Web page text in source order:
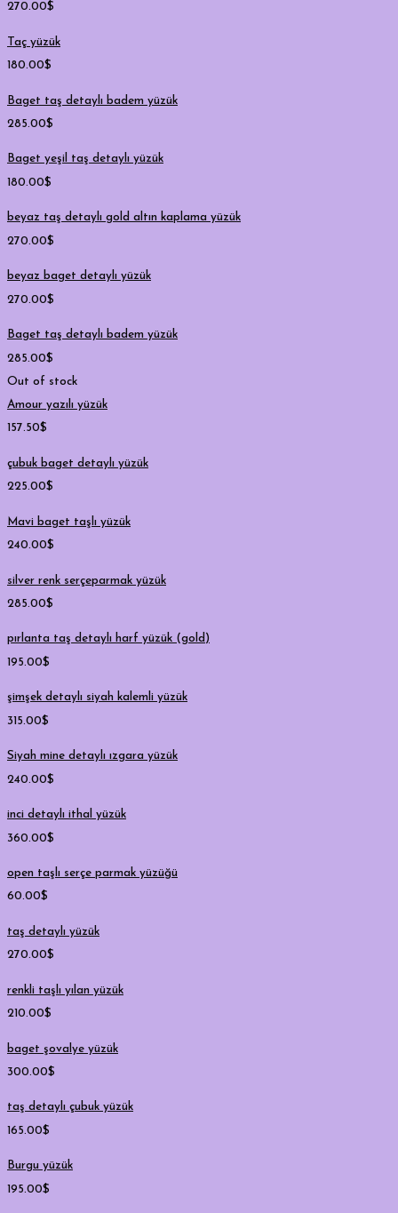
270.00$
Taç yüzük
180.00$
Baget taş detaylı badem yüzük
285.00$
Baget yeşil taş detaylı yüzük
180.00$
beyaz taş detaylı gold altın kaplama yüzük
270.00$
beyaz baget detaylı yüzük
270.00$
Baget taş detaylı badem yüzük
285.00$
Out of stock
Amour yazılı yüzük
157.50$
çubuk baget detaylı yüzük
225.00$
Mavi baget taşlı yüzük
240.00$
silver renk serçeparmak yüzük
285.00$
pırlanta taş detaylı harf yüzük (gold)
195.00$
şimşek detaylı siyah kalemli yüzük
315.00$
Siyah mine detaylı ızgara yüzük
240.00$
inci detaylı ithal yüzük
360.00$
open taşlı serçe parmak yüzüğü
60.00$
taş detaylı yüzük
270.00$
renkli taşlı yılan yüzük
210.00$
baget şovalye yüzük
300.00$
taş detaylı çubuk yüzük
165.00$
Burgu yüzük
195.00$